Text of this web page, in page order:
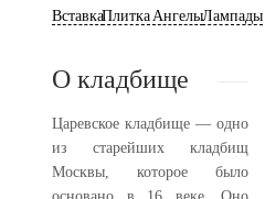
ВставкаПлитка АнгелыЛампады
О кладбище
Царевское кладбище — одно
из старейших кладбищ
Москвы, которое было